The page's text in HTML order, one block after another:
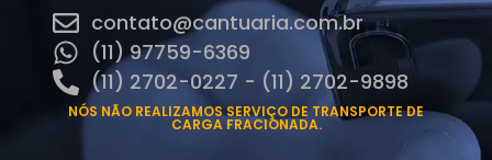
contato@cantuaria.com.br
(11) 97759-6369
(11) 2702-0227 - (11) 2702-9898
NÓS NÃO REALIZAMOS SERVIÇO DE TRANSPORTE DE
CARGA FRACIONADA.